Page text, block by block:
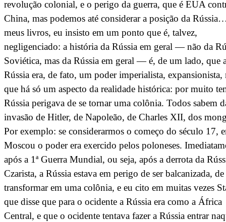
revolução colonial, e o perigo da guerra, que é EUA
China, mas podemos até considerar a posição da
meus livros, eu insisto em um ponto que é, talvez,
negligenciado: a história da Rússia em geral — não da
Soviética, mas da Rússia em geral — é, de um lado, que
Rússia era, de fato, um poder imperialista, expansionista,
que há só um aspecto da realidade histórica: por muito
Rússia perigava de se tornar uma colônia. Todos sabem
invasão de Hitler, de Napoleão, de Charles XII, dos
Por exemplo: se considerarmos o começo do século 17,
Moscou o poder era exercido pelos poloneses.
após a 1ª Guerra Mundial, ou seja, após a derrota da
Czarista, a Rússia estava em perigo de ser balcanizada, de
transformar em uma colônia, e eu cito em muitas vezes
que disse que para o ocidente a Rússia era como a África
Central, e que o ocidente tentava fazer a Rússia entrar